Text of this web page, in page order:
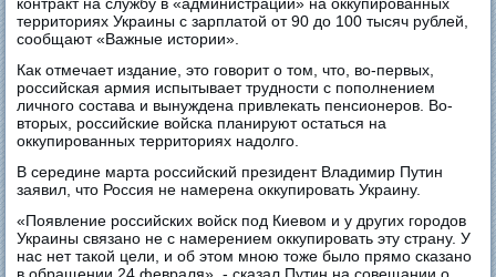
контракт на службу в «администрации» на оккупированных
территориях Украины с зарплатой от 90 до 100 тысяч рублей,
сообщают «Важные истории».
Как отмечает издание, это говорит о том, что, во-первых,
российская армия испытывает трудности с пополнением
личного состава и вынуждена привлекать пенсионеров. Во-
вторых, российские войска планируют остаться на
оккупированных территориях надолго.
В середине марта российский президент Владимир Путин
заявил, что Россия не намерена оккупировать Украину.
«Появление российских войск под Киевом и у других городов
Украины связано не с намерением оккупировать эту страну. У
нас нет такой цели, и об этом мною тоже было прямо сказано